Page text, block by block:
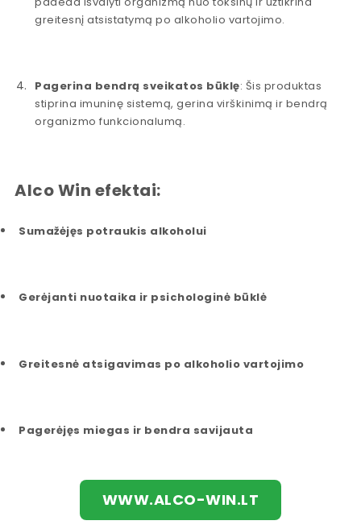
greitesnį atsistatymą po alkoholio vartojimo.
Pagerina bendrą sveikatos būklę: Šis produktas
stiprina imuninę sistemą, gerina virškinimą ir bendrą
organizmo funkcionalumą.
Alco Win efektai:
Sumažėjęs potraukis alkoholui
Gerėjanti nuotaika ir psichologinė būklė
Greitesnė atsigavimas po alkoholio vartojimo
Pagerėjęs miegas ir bendra savijauta
WWW.ALCO-WIN.LT